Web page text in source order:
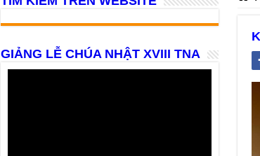
GIẢNG LỄ CHÚA NHẬT XVIII TNA